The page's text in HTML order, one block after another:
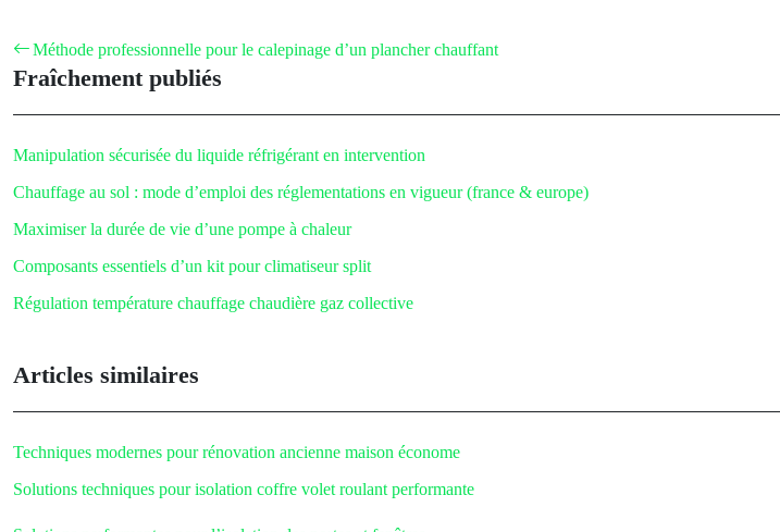
Méthode professionnelle pour le calepinage d’un plancher chauffant
Fraîchement publiés
Manipulation sécurisée du liquide réfrigérant en intervention
Chauffage au sol : mode d’emploi des réglementations en vigueur (france & europe)
Maximiser la durée de vie d’une pompe à chaleur
Composants essentiels d’un kit pour climatiseur split
Régulation température chauffage chaudière gaz collective
Articles similaires
Techniques modernes pour rénovation ancienne maison économe
Solutions techniques pour isolation coffre volet roulant performante